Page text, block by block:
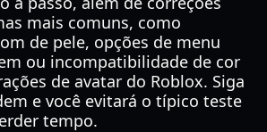
mais comuns, como
de pele, opções de menu
ou incompatibilidade de cor
de avatar do Roblox. Siga
e você evitará o típico teste
tempo.